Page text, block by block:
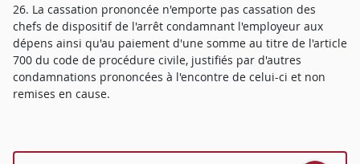
26. La cassation prononcée n'emporte pas cassation des
chefs de dispositif de l'arrêt condamnant l'employeur aux
dépens ainsi qu'au paiement d'une somme au titre de l'article
700 du code de procédure civile, justifiés par d'autres
condamnations prononcées à l'encontre de celui-ci et non
remises en cause.